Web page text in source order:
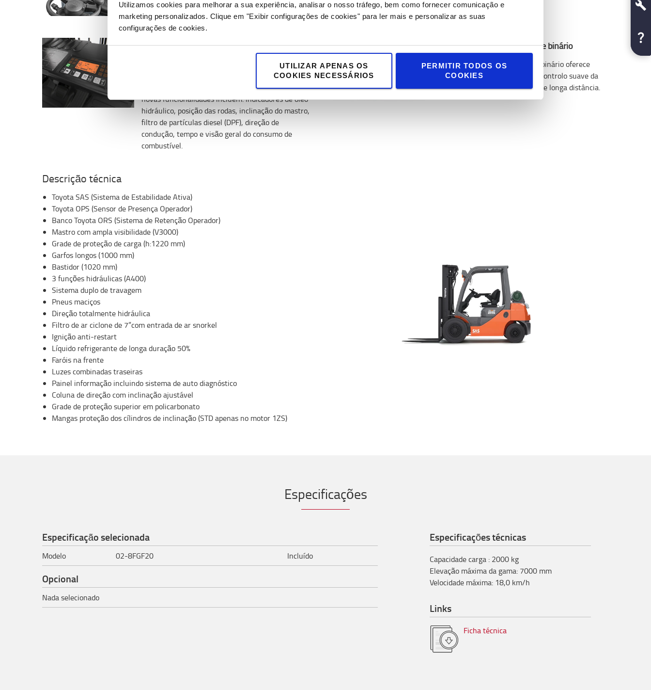
Utilizamos cookies para melhorar a sua experiência, analisar o nosso tráfego, bem como fornecer comunicação e
marketing personalizados. Clique em "Exibir configurações de cookies" para ler mais e personalizar as suas
configurações de cookies.
UTILIZAR APENAS OS
COOKIES NECESSÁRIOS
PERMITIR TODOS OS
COOKIES
local de trabalho ergonómico.
Ecrã tudo em um
O ecrã é fácil e intuitivo. Os controlos estão todos
integrados, num único ecrã, para aumentar a
produtividade e o conforto dos operadores. As
novas funcionalidades incluem: indicadores de óleo
hidráulico, posição das rodas, inclinação do mastro,
filtro de partículas diesel (DPF), direção de
condução, tempo e visão geral do consumo de
combustível.
Transmissão com conversor de binário
A transmissão com conversor de binário oferece
uma condução intuitiva com um controlo suave da
velocidade; ideal para operações de longa distância.
Descrição técnica
Toyota SAS (Sistema de Estabilidade Ativa)
Toyota OPS (Sensor de Presença Operador)
Banco Toyota ORS (Sistema de Retenção Operador)
Mastro com ampla visibilidade (V3000)
Grade de proteção de carga (h:1220 mm)
Garfos longos (1000 mm)
Bastidor (1020 mm)
3 funções hidráulicas (A400)
Sistema duplo de travagem
Pneus maciços
Direção totalmente hidráulica
Filtro de ar ciclone de 7”com entrada de ar snorkel
Ignição anti-restart
Líquido refrigerante de longa duração 50%
Faróis na frente
Luzes combinadas traseiras
Painel informação incluindo sistema de auto diagnóstico
Coluna de direção com inclinação ajustável
Grade de proteção superior em policarbonato
Mangas proteção dos cílindros de inclinação (STD apenas no motor 1ZS)
Especificações
Especificação selecionada
Modelo 02-8FGF20 Incluído
Opcional
Nada selecionado
Especificações técnicas
Capacidade carga : 2000 kg
Elevação máxima da gama: 7000 mm
Velocidade máxima: 18,0 km/h
Links
Ficha técnica